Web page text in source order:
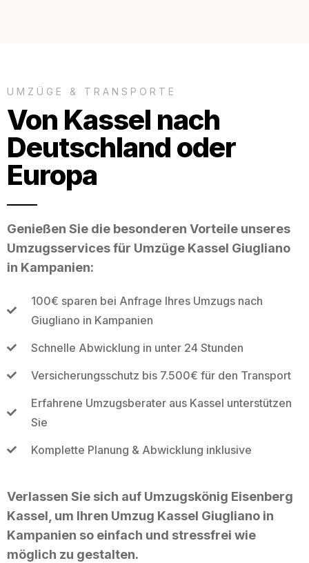
UMZÜGE & TRANSPORTE
Von Kassel nach
Deutschland oder
Europa
Genießen Sie die besonderen Vorteile unseres
Umzugsservices für Umzüge Kassel Giugliano
in Kampanien:
100€ sparen bei Anfrage Ihres Umzugs nach
Giugliano in Kampanien
Schnelle Abwicklung in unter 24 Stunden
Versicherungsschutz bis 7.500€ für den Transport
Erfahrene Umzugsberater aus Kassel unterstützen
Sie
Komplette Planung & Abwicklung inklusive
Verlassen Sie sich auf Umzugskönig Eisenberg
Kassel, um Ihren Umzug Kassel Giugliano in
Kampanien so einfach und stressfrei wie
möglich zu gestalten.